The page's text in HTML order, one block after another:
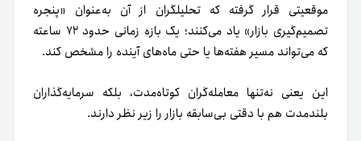
موقعیتی قرار گرفته که تحلیلگران از آن به‌عنوان «پنجره
تصمیم‌گیری بازار» یاد می‌کنند؛ یک بازه زمانی حدود ۷۲ ساعته
که می‌تواند مسیر هفته‌ها یا حتی ماه‌های آینده را مشخص کند.
این یعنی نه‌تنها معامله‌گران کوتاه‌مدت، بلکه سرمایه‌گذاران
بلندمدت هم با دقتی بی‌سابقه بازار را زیر نظر دارند.